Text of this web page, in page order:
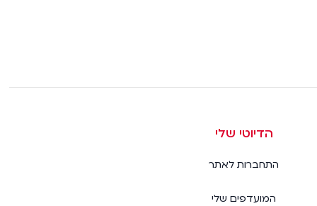
הדיוטי שלי
התחברות לאתר
המועדפים שלי